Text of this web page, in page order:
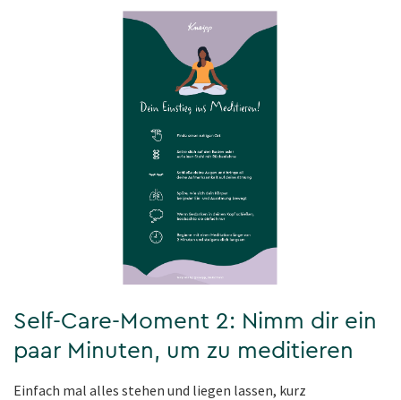
Self-Care-Moment 2: Nimm dir ein
paar Minuten, um zu meditieren
Einfach mal alles stehen und liegen lassen, kurz